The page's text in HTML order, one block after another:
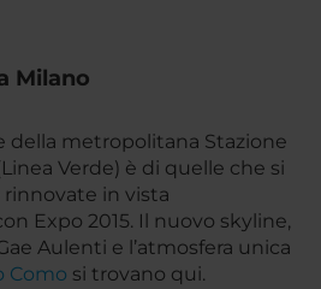
Milano
della metropolitana Stazione
Verde) è di quelle che si
in vista
Expo 2015. Il nuovo skyline,
Aulenti e l’atmosfera unica
Como si trovano qui.